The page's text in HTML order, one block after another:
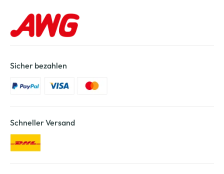
Sicher bezahlen
Schneller Versand